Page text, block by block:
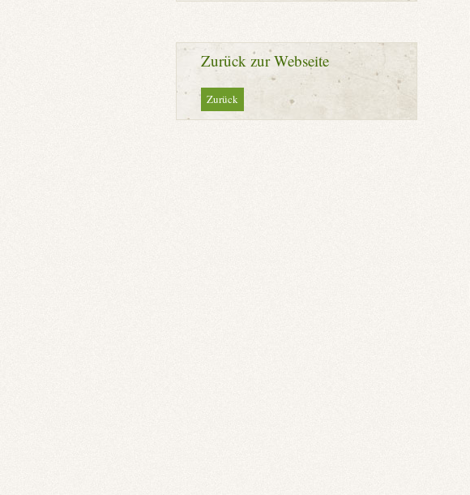
Zurück zur Webseite